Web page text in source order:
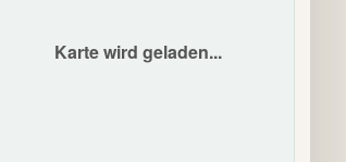
Karte wird geladen...